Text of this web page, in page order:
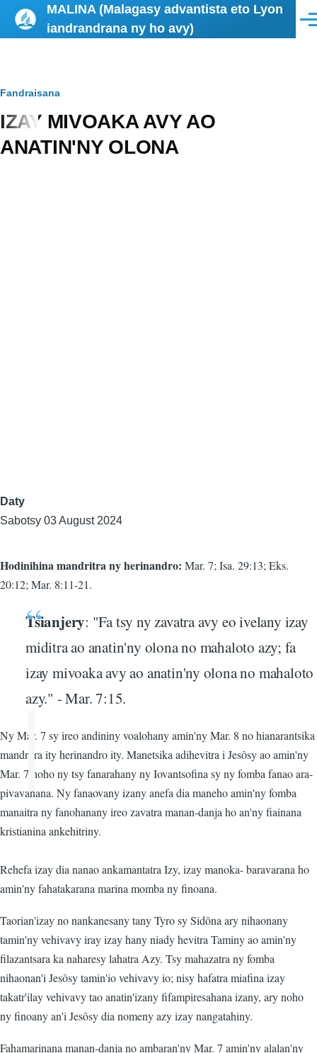
Skip to main content
MALINA (Malagasy advantista eto Lyon
iandrandrana ny ho avy)
Breadcrumb
Fandraisana
IZAY MIVOAKA AVY AO
ANATIN'NY OLONA
Daty
Sabotsy 03 August 2024
Hodinihina mandritra ny herinandro: Mar. 7; Isa. 29:13; Eks.
20:12; Mar. 8:11-21.
Tsianjery: "Fa tsy ny zavatra avy eo ivelany izay
miditra ao anatin'ny olona no mahaloto azy; fa
izay mivoaka avy ao anatin'ny olona no mahaloto
azy." - Mar. 7:15.
Ny Mar. 7 sy ireo andininy voalohany amin'ny Mar. 8 no hianarantsika
mandritra ity herinandro ity. Manetsika adihevitra i Jesôsy ao amin'ny
Mar. 7 noho ny tsy fanarahany ny Iovantsofina sy ny fomba fanao ara-
pivavahana. Ny fanaovany izany anefa dia maneho amin'ny fomba
manaitra ny fanohanany ireo zavatra manan-danja ho an'ny fiainana
kristianina ankehitriny.
Rehefa izay dia nanao ankamantatra Izy, izay manoka- baravarana ho
amin'ny fahatakarana marina momba ny finoana.
Taorian'izay no nankanesany tany Tyro sy Sidôna ary nihaonany
tamin'ny vehivavy iray izay hany niady hevitra Taminy ao amin'ny
filazantsara ka naharesy lahatra Azy. Tsy mahazatra ny fomba
nihaonan'i Jesôsy tamin'io vehivavy io; nisy hafatra miafina izay
takatr'ilay vehivavy tao anatin'izany fifampiresahana izany, ary noho
ny finoany an'i Jesôsy dia nomeny azy izay nangatahiny.
Fahamarinana manan-danja no ambaran'ny Mar. 7 amin'ny alalan'ny